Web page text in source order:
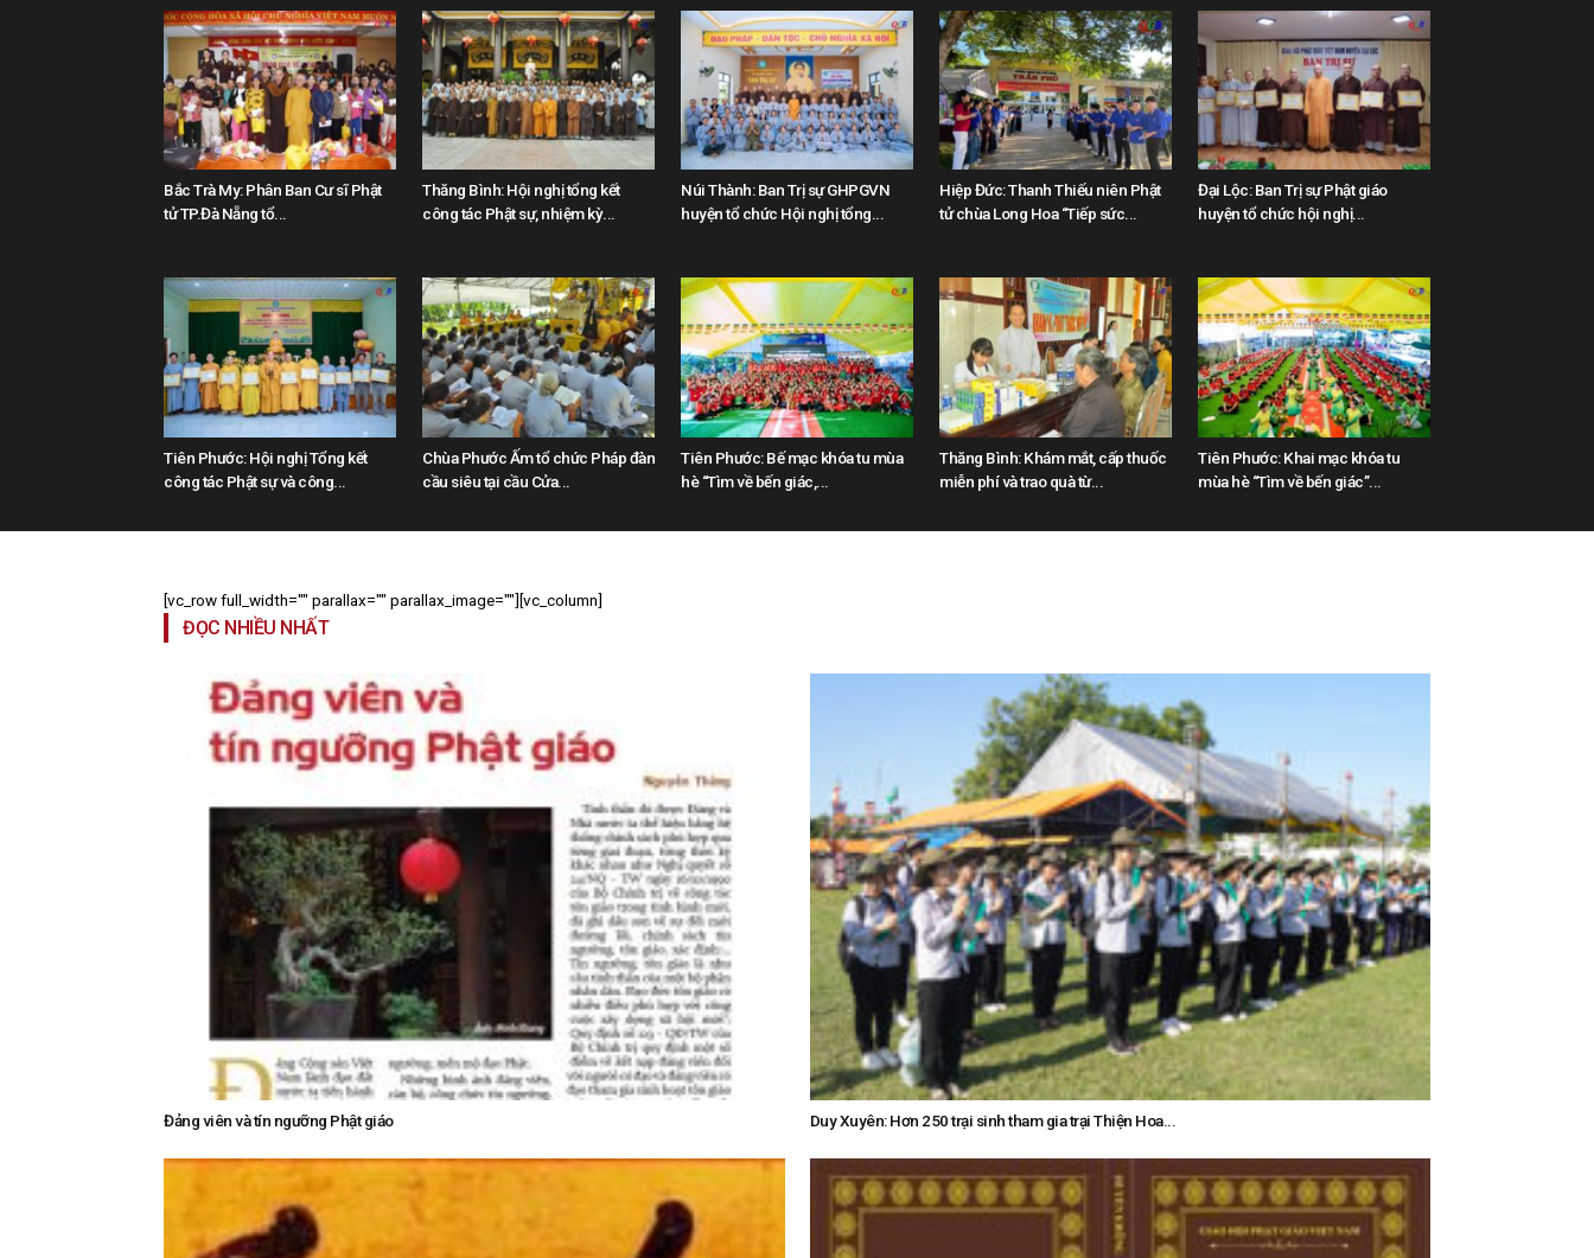
Bắc Trà My: Phân Ban Cư sĩ Phật
tử TP.Đà Nẵng tổ...
Thăng Bình: Hội nghị tổng kết
công tác Phật sự, nhiệm kỳ...
Núi Thành: Ban Trị sự GHPGVN
huyện tổ chức Hội nghị tổng...
Hiệp Đức: Thanh Thiếu niên Phật
tử chùa Long Hoa “Tiếp sức...
Đại Lộc: Ban Trị sự Phật giáo
huyện tổ chức hội nghị...
Tiên Phước: Hội nghị Tổng kết
công tác Phật sự và công...
Chùa Phước Ấm tổ chức Pháp đàn
cầu siêu tại cầu Cửa...
Tiên Phước: Bế mạc khóa tu mùa
hè “Tìm về bến giác,...
Thăng Bình: Khám mắt, cấp thuốc
miễn phí và trao quà từ...
Tiên Phước: Khai mạc khóa tu
mùa hè “Tìm về bến giác”...
[vc_row full_width="" parallax="" parallax_image=""][vc_column]
ĐỌC NHIỀU NHẤT
Đảng viên và tín ngưỡng Phật giáo Duy Xuyên: Hơn 250 trại sinh tham gia trại Thiện Hoa...